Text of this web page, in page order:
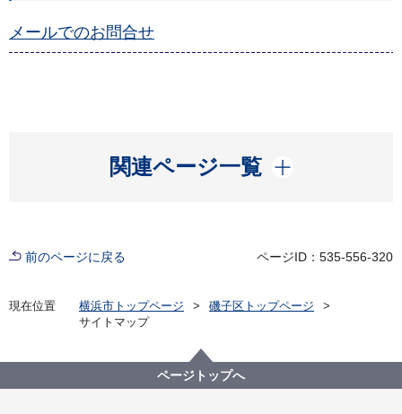
メールでのお問合せ
関連ページ一覧
開く
前のページに戻る ページID：535-556-320
現在位置 横浜市トップページ
磯子区トップページ
サイトマップ
ページトップへ